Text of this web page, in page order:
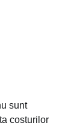
sunt
costurilor